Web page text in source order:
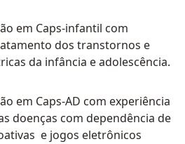
em Caps-infantil com
dos transtornos e
da infância e adolescência.
em Caps-AD com experiência
doenças com dependência de
e jogos eletrônicos